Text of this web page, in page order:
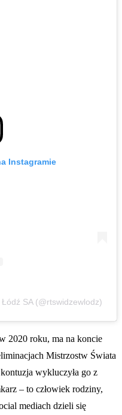
Instagramie
SA (@rtswidzewlodz)
2020 roku, ma na koncie
Mistrzostw Świata
wykluczyła go z
– to człowiek rodziny,
mediach dzieli się